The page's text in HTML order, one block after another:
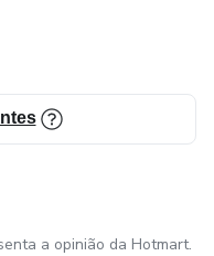
a opinião da Hotmart.